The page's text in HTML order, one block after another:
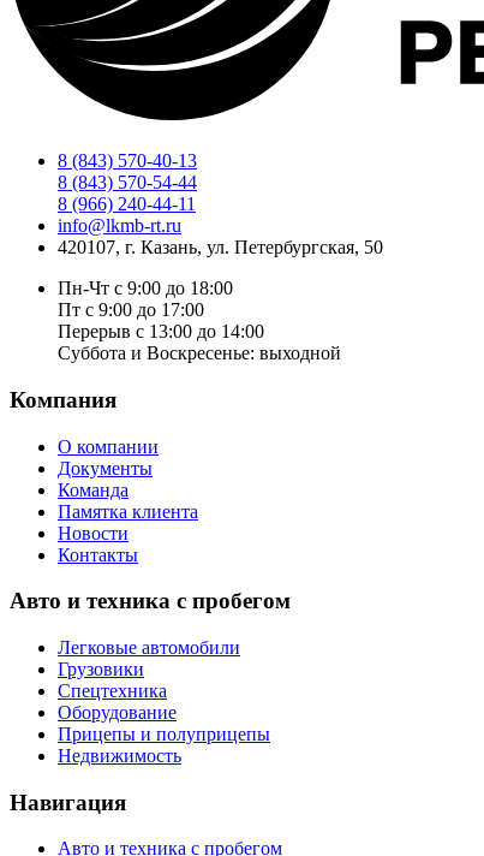
8 (843) 570-40-13
8 (843) 570-54-44
8 (966) 240-44-11
info@lkmb-rt.ru
420107, г. Казань, ул. Петербургская, 50
Пн-Чт с 9:00 до 18:00
Пт с 9:00 до 17:00
Перерыв с 13:00 до 14:00
Суббота и Воскресенье: выходной
Компания
О компании
Документы
Команда
Памятка клиента
Новости
Контакты
Авто и техника с пробегом
Легковые автомобили
Грузовики
Спецтехника
Оборудование
Прицепы и полуприцепы
Недвижимость
Навигация
Авто и техника с пробегом